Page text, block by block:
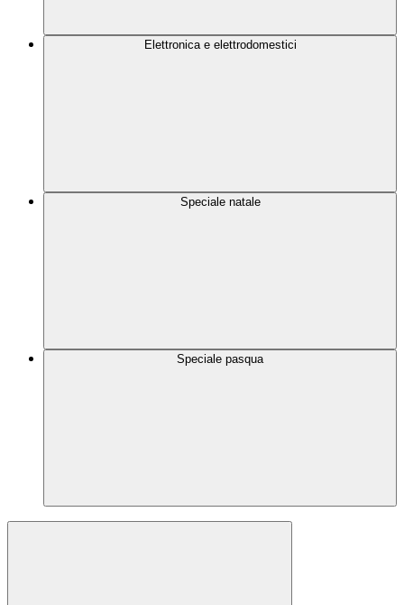
Elettronica e elettrodomestici
Speciale natale
Speciale pasqua